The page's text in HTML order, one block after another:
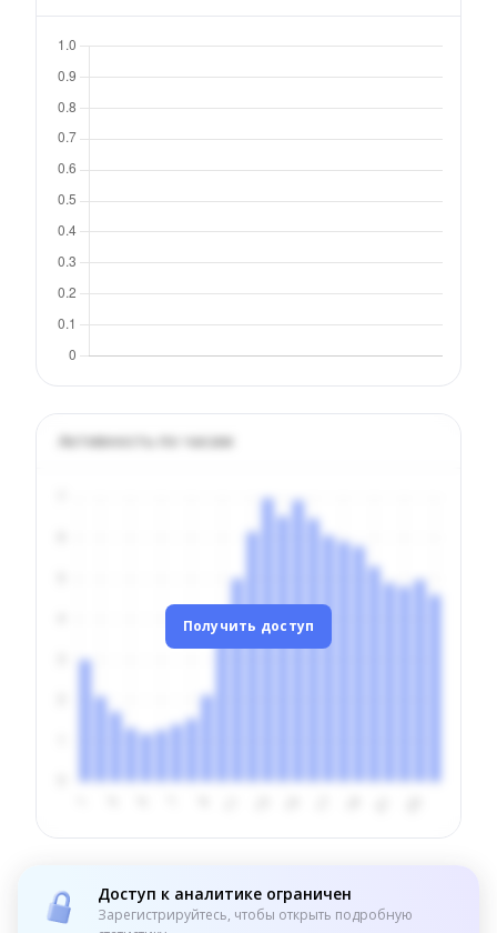
Активность по часам
Получить доступ
Доступ к аналитике ограничен
Зарегистрируйтесь, чтобы открыть подробную